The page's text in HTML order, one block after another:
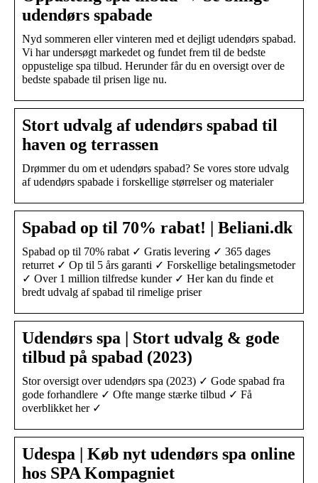
udendørs spabade
Nyd sommeren eller vinteren med et dejligt udendørs spabad.
Vi har undersøgt markedet og fundet frem til de bedste
oppustelige spa tilbud. Herunder får du en oversigt over de
bedste spabade til prisen lige nu.
Stort udvalg af udendørs spabad til
haven og terrassen
Drømmer du om et udendørs spabad? Se vores store udvalg
af udendørs spabade i forskellige størrelser og materialer
Spabad op til 70% rabat! | Beliani.dk
Spabad op til 70% rabat ✓ Gratis levering ✓ 365 dages
returret ✓ Op til 5 års garanti ✓ Forskellige betalingsmetoder
✓ Over 1 million tilfredse kunder ✓ Her kan du finde et
bredt udvalg af spabad til rimelige priser
Udendørs spa | Stort udvalg & gode
tilbud på spabad (2023)
Stor oversigt over udendørs spa (2023) ✓ Gode spabad fra
gode forhandlere ✓ Ofte mange stærke tilbud ✓ Få
overblikket her ✓
Udespa | Køb nyt udendørs spa online
hos SPA Kompagniet